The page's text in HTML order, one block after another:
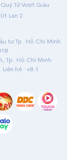
Quý Tử Vượt Giàu
Út Lan 2
tư Tp. Hồ Chí Minh
Tp. Hồ Chí Minh
· Liên hệ · v8.1